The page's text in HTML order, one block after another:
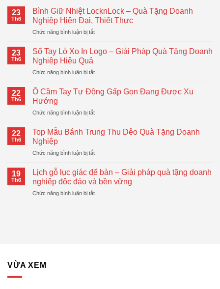
23
Th6
Bình Giữ Nhiệt LocknLock – Quà Tặng Doanh
Nghiệp Hiện Đại, Thiết Thực
Chức năng bình luận bị tắtở
Nhiệt
–
Tặng
Hiện
Thiết
23
Th6
Sổ Tay Lò Xo In Logo – Giải Pháp Quà Tặng Doanh
Nghiệp Hiệu Quả
Chức năng bình luận bị tắtở
Tay
In
–
Quà
Doanh
Nghiệp
Quả
22
Th6
Ô Cầm Tay Tự Động Gấp Gọn Đang Được Xu
Hướng
Chức năng bình luận bị tắtở
Tay
Động
Gọn
Đang
Xu
22
Th6
Top Mẫu Bánh Trung Thu Dẻo Quà Tặng Doanh
Nghiệp
Chức năng bình luận bị tắtở
Mẫu
Bánh
Trung
Thu
19
Th6
Lịch gỗ lục giác để bàn – Giải pháp quà tặng doanh
nghiệp độc đáo và bền vững
Chức năng bình luận bị tắtở
VỪA XEM